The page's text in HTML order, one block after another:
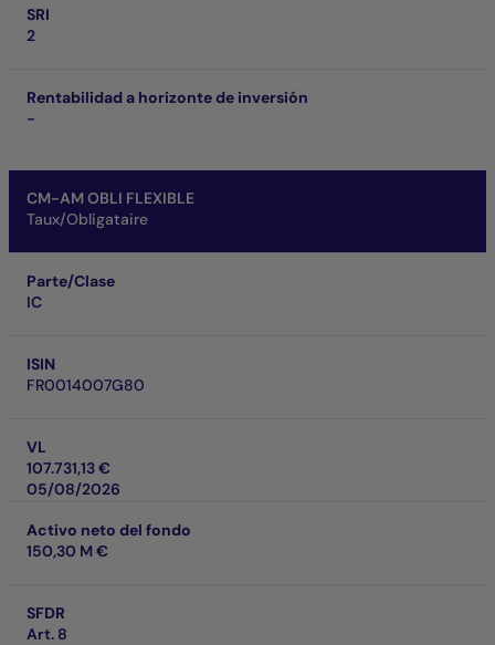
SRI
2
Rentabilidad a horizonte de inversión
-
CM-AM OBLI FLEXIBLE
Taux/Obligataire
Parte/Clase
IC
ISIN
FR0014007G80
VL
107.731,13 €
05/08/2026
Activo neto del fondo
150,30 M €
SFDR
Art. 8